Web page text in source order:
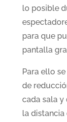
lo posible
para que
pantalla
Para ello
de
cada sala y
la